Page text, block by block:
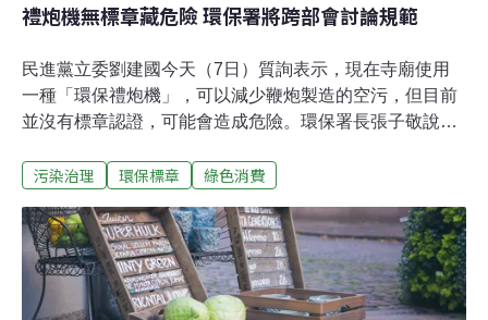
禮炮機無標章藏危險 環保署將跨部會討論規範
民進黨立委劉建國今天（7日）質詢表示，現在寺廟使用
一種「環保禮炮機」，可以減少鞭炮製造的空污，但目前
並沒有標章認證，可能會造成危險。環保署長張子敬說，
宮寺廟購買使用，如桃、竹、苗、金門等，都有相關租
部，如果是從淘寶來在入海關時就有管制，請環保署與跨
部會在2週內研擬。張子敬表示，環保禮炮機目前不是環
保署主責，會跨部門討論；單看設計也覺得很危險，會重
視環保禮炮機問題，否則廟會這麼多人潮聚集，將禮炮機
污染治理 環保標章 綠色消費